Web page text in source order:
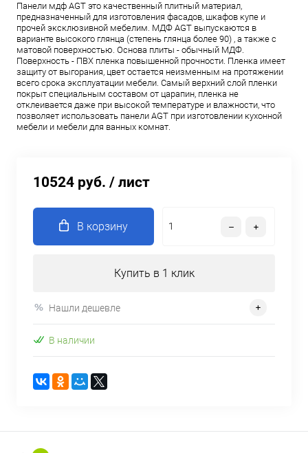
Панели мдф AGT это качественный плитный материал,
предназначенный для изготовления фасадов, шкафов купе и
прочей эксклюзивной мебелим. МДФ AGT выпускаются в
варианте высокого глянца (степень глянца более 90) , а также с
матовой поверхностью. Основа плиты - обычный МДФ.
Поверхность - ПВХ пленка повышенной прочности. Пленка имеет
защиту от выгорания, цвет остается неизменным на протяжении
всего срока эксплуатации мебели. Самый верхний слой пленки
покрыт специальным составом от царапин, пленка не
отклеивается даже при высокой температуре и влажности, что
позволяет использовать панели AGT при изготовлении кухонной
мебели и мебели для ванных комнат.
10524 руб. / лист
В корзину
Купить в 1 клик
Нашли дешевле
В наличии